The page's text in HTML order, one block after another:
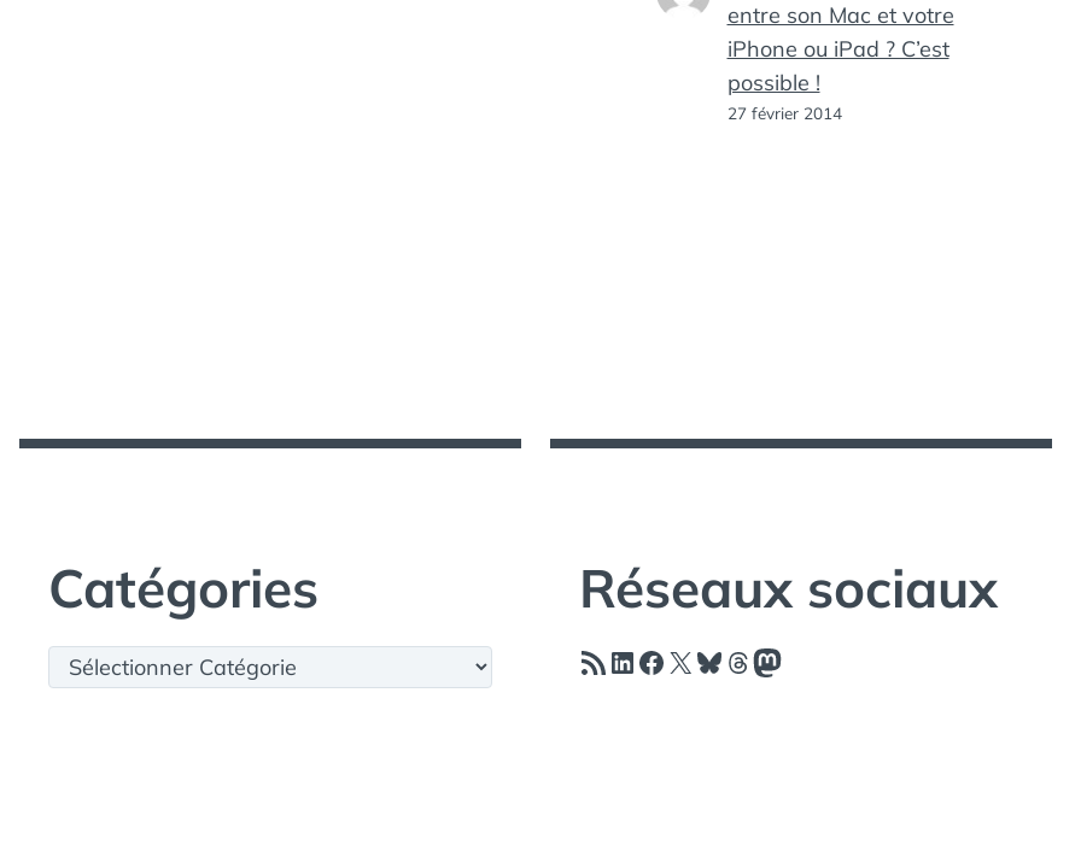
entre son Mac et votre
iPhone ou iPad ? C’est
possible !
27 février 2014
Catégories
Catégories
Réseaux sociaux
Flux RSSLinkedIn
Facebook
X Bluesky
Threads
Mastodon